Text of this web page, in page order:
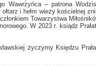
Wawrzyńca – patrona
ołtarz i hełm wieży kościelnej
Towarzystwa
W 2023 r. ksiądz
życzymy Księdzu